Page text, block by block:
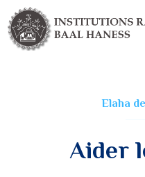
LES
TALMUD
Elaha
Aider